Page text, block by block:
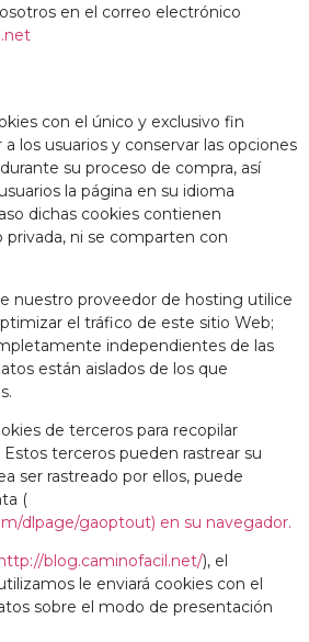
en el correo electrónico
con el único y exclusivo fin
los usuarios y conservar las opciones
su proceso de compra, así
la página en su idioma
dichas cookies contienen
privada, ni se comparten con
nuestro proveedor de hosting utilice
el tráfico de este sitio Web;
independientes de las
están aislados de los que
de terceros para recopilar
terceros pueden rastrear su
ser rastreado por ellos, puede
(
dlpage/gaoptout) en su navegador.
http://blog.caminofacil.net/), el
le enviará cookies con el
sobre el modo de presentación